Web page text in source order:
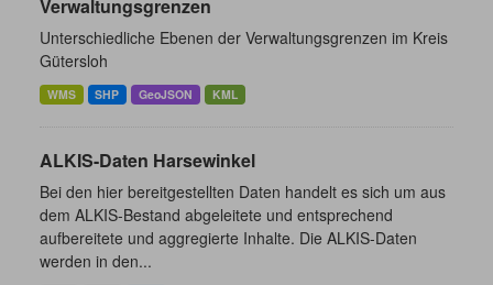
Verwaltungsgrenzen
Unterschiedliche Ebenen der Verwaltungsgrenzen im Kreis
Gütersloh
WMS SHP GeoJSON KML
ALKIS-Daten Harsewinkel
Bei den hier bereitgestellten Daten handelt es sich um aus
dem ALKIS-Bestand abgeleitete und entsprechend
aufbereitete und aggregierte Inhalte. Die ALKIS-Daten
werden in den...